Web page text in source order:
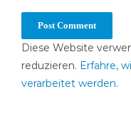
Diese Website
reduzieren. Erfahre,
verarbeitet werden.